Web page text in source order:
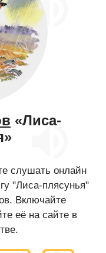
«Лиса-
слушать онлайн
"Лиса-плясунья"
Включайте
её на сайте в